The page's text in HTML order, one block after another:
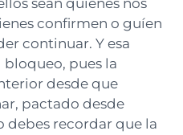
sean quienes nos
confirmen o guíen
continuar. Y esa
bloqueo, pues la
desde que
pactado desde
debes recordar que la